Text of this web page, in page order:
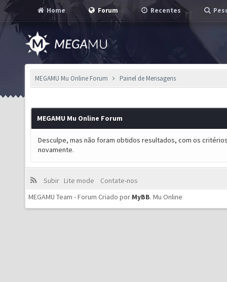
Home Forum Recentes
MEGAMU Mu Online Forum Painel de Mensagens
MEGAMU Mu Online Forum
Desculpe, mas não foram obtidos resultados, com os
novamente.
Subir Lite mode
Contate-nos
MEGAMU Team - Forum Criado por MyBB. Mu Online